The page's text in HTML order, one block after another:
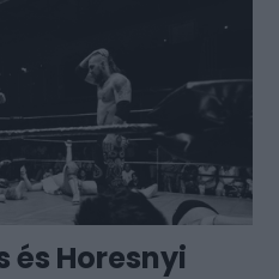
és Horesnyi